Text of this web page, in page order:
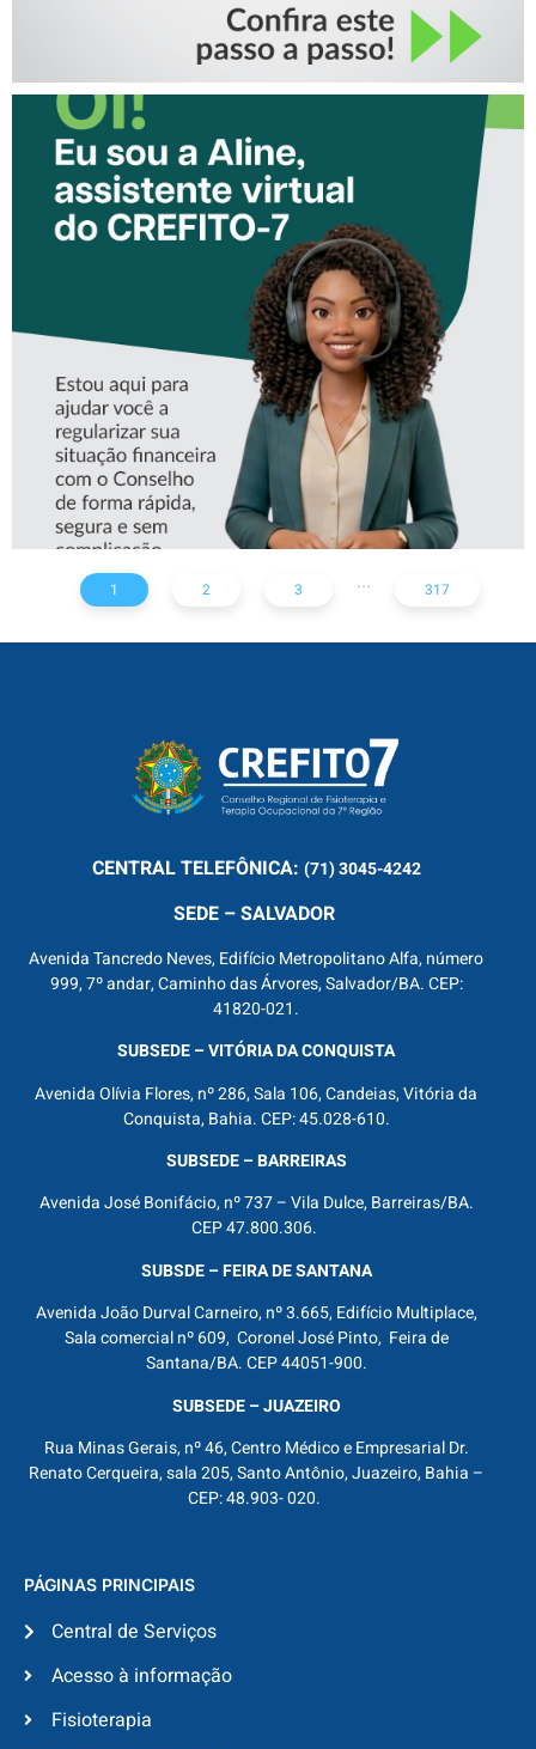
CONHEÇA A ‘ALINE’,
ASSISTENTE VIRTUAL DO
CREFITO-7
1 2 3 ... 317
CENTRALTELEFÔNICA: (71) 3045-4242
SEDE – SALVADOR
Avenida Tancredo Neves, Edifício Metropolitano Alfa, número
999, 7º andar, Caminho das Árvores, Salvador/BA. CEP:
41820-021.
SUBSEDE – VITÓRIA DA CONQUISTA
Avenida Olívia Flores, nº 286, Sala 106, Candeias, Vitória da
Conquista, Bahia. CEP: 45.028-610.
SUBSEDE – BARREIRAS
Avenida José Bonifácio, nº 737 – Vila Dulce, Barreiras/BA.
CEP 47.800.306.
SUBSDE – FEIRA DE SANTANA
Avenida João Durval Carneiro, nº 3.665, Edifício Multiplace,
Sala comercial nº 609, Coronel José Pinto, Feira de
Santana/BA. CEP 44051-900.
SUBSEDE – JUAZEIRO
Rua Minas Gerais, nº 46, Centro Médico e Empresarial Dr.
Renato Cerqueira, sala 205, Santo Antônio, Juazeiro, Bahia –
CEP: 48.903- 020.
PÁGINAS PRINCIPAIS
Central de Serviços
Acesso à informação
Fisioterapia